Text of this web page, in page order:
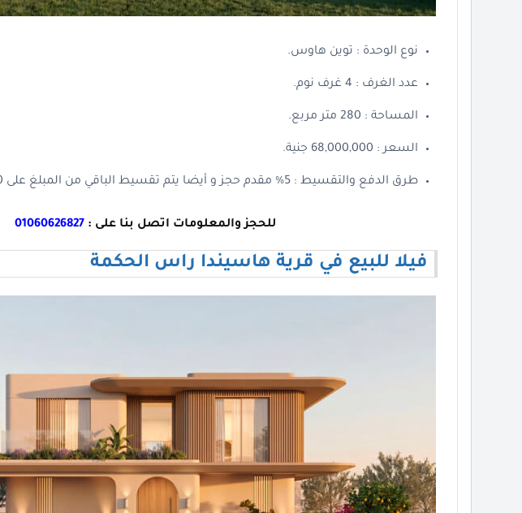
نوع الوحدة : توين هاوس.
عدد الغرف : 4 غرف نوم.
المساحة : 280 متر مربع.
السعر : 68,000,000 جنية.
طرق الدفع والتقسيط : 5% مقدم حجز و أيضا يتم تقسيط الباقي من المبلغ على 10 سنوات.
للحجز والمعلومات اتصل بنا على : 01060626827
فيلا للبيع في قرية هاسيندا راس الحكمة